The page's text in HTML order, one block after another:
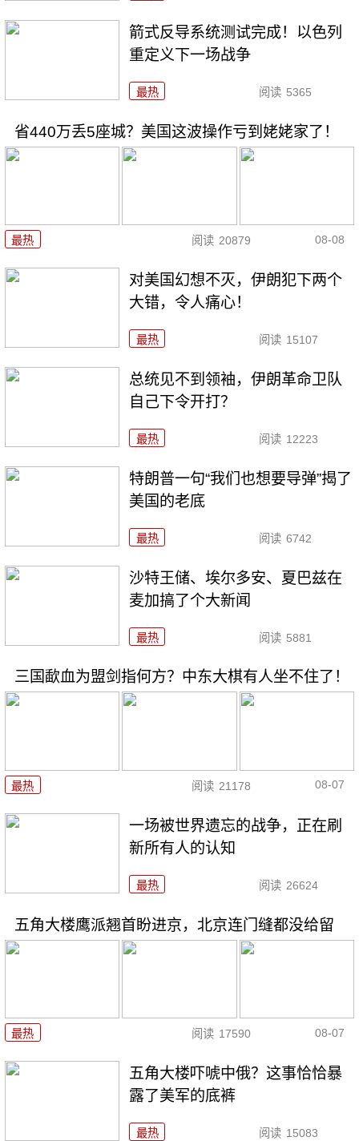
箭式反导系统测试完成！以色列
重定义下一场战争
最热 阅读 5365
省440万丢5座城？美国这波操作亏到姥姥家了！
最热 阅读 20879 08-08
对美国幻想不灭，伊朗犯下两个
大错，令人痛心！
最热 阅读 15107
总统见不到领袖，伊朗革命卫队
自己下令开打？
最热 阅读 12223
特朗普一句“我们也想要导弹”揭了
美国的老底
最热 阅读 6742
沙特王储、埃尔多安、夏巴兹在
麦加搞了个大新闻
最热 阅读 5881
三国歃血为盟剑指何方？中东大棋有人坐不住了！
最热 阅读 21178 08-07
一场被世界遗忘的战争，正在刷
新所有人的认知
最热 阅读 26624
五角大楼鹰派翘首盼进京，北京连门缝都没给留
最热 阅读 17590 08-07
五角大楼吓唬中俄？这事恰恰暴
露了美军的底裤
最热 阅读 15083